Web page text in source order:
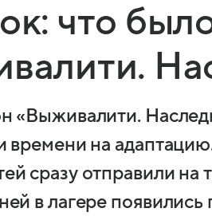
что
«Выживалити.
времени на
сразу отправили
в лагере